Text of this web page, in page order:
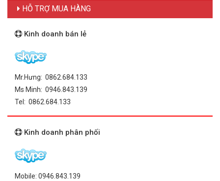
HỖ TRỢ MUA HÀNG
Kinh doanh bán lẻ
Mr.Hưng: 0862.684.133
Ms Minh: 0946.843.139
Tel: 0862.684.133
Kinh doanh phân phối
Mobile: 0946.843.139